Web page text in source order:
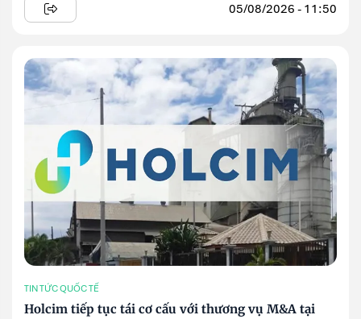
05/08/2026 - 11:50
TIN TỨC QUỐC TẾ
Holcim tiếp tục tái cơ cấu với thương vụ M&A tại